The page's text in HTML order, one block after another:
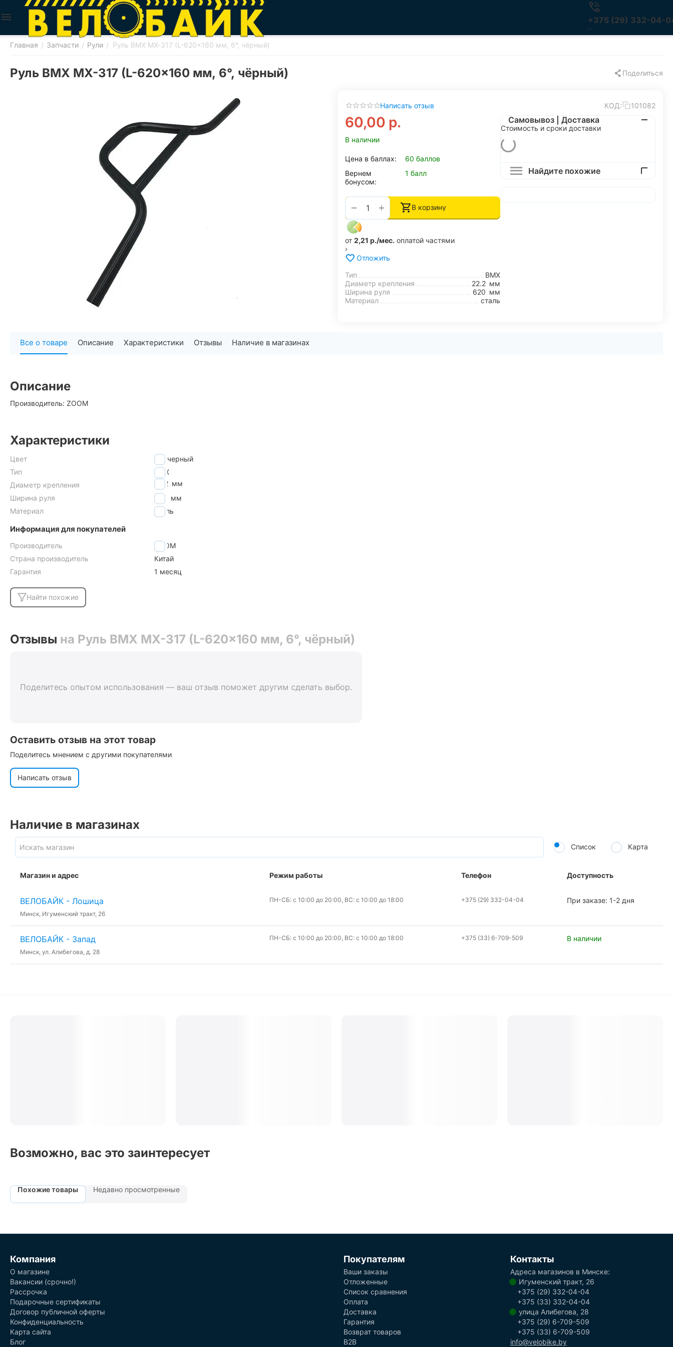
+375 (29) 332-04-
Главная / Запчасти / Рули / Руль BMX MX-317 (L-620x160 мм, 6°, чёрный)
Руль BMX MX-317 (L-620x160 мм, 6°, чёрный) Поделиться
Написать отзыв КОД: 101082
60,00 р.
В наличии
Цена в баллах:
60 баллов
Вернем
бонусом:
1 балл
+
− В корзину
от 2,21 р./мес. оплатой частями
›
Отложить
Тип
BMX
Диаметр крепления
22.2 мм
Ширина руля
620 мм
Материал
сталь
Самовывоз | Доставка
Стоимость и сроки доставки
Найдите похожие
Все о товаре Описание Характеристики Отзывы Наличие в магазинах
Описание
Производитель: ZOOM
Характеристики
Цвет
черный
Тип
BMX
Диаметр крепления
22.2 мм
Ширина руля
620
мм
Материал
сталь
Информация для покупателей
Производитель
ZOOM
Страна производитель
Китай
Гарантия
1 месяц
Найти похожие
Отзывы на Руль BMX MX-317 (L-620x160 мм, 6°, чёрный)
Поделитесь опытом использования — ваш отзыв поможет другим сделать выбор.
Оставить отзыв на этот товар
Поделитесь мнением с другими покупателями
Написать отзыв
Наличие в магазинах
Список Карта
Магазин и адрес Режим работы Телефон Доступность
ВЕЛОБАЙК - Лошица
Минск, Игуменский тракт, 26
ПН-СБ: с 10:00 до 20:00, ВС: с 10:00 до 18:00 +375 (29) 332-04-04 При заказе: 1-2 дня
ВЕЛОБАЙК - Запад
Минск, ул. Алибегова, д. 28
ПН-СБ: с 10:00 до 20:00, ВС: с 10:00 до 18:00 +375 (33) 6-709-509 В наличии
Возможно, вас это заинтересует
Похожие товары Недавно просмотренные
Компания
О магазине
Вакансии (срочно!)
Рассрочка
Подарочные сертификаты
Договор публичной оферты
Конфиденциальность
Карта сайта
Блог
Покупателям
Ваши заказы
Отложенные
Список сравнения
Оплата
Доставка
Гарантия
Возврат товаров
B2B
Контакты
Адреса магазинов в Минске:
Игуменский тракт, 26
+375 (29) 332-04-04
+375 (33) 332-04-04
улица Алибегова, 28
+375 (29) 6-709-509
+375 (33) 6-709-509
info@velobike.by